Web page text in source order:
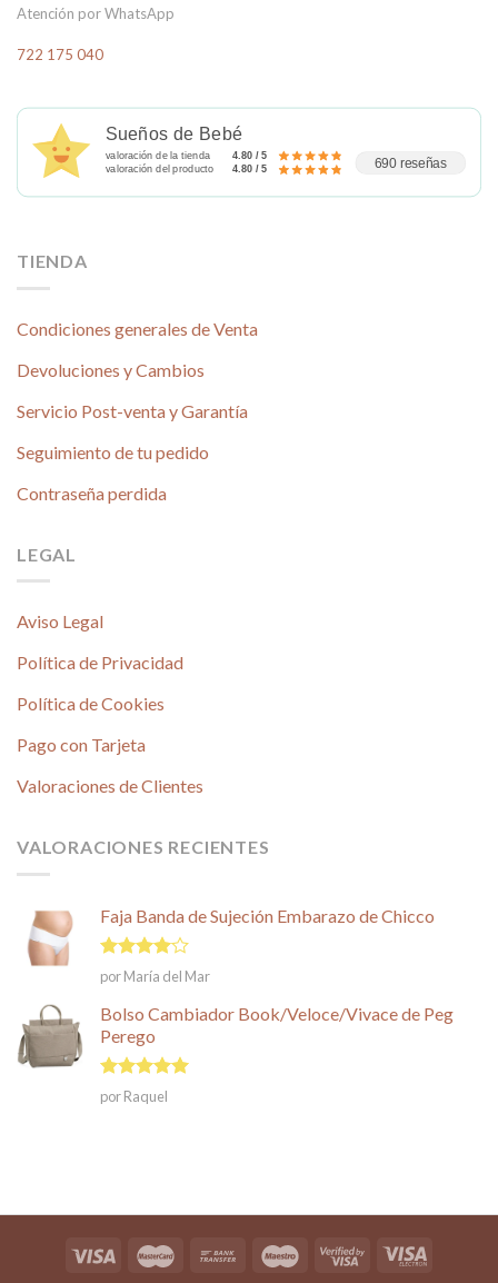
Atención por WhatsApp
722 175 040
Sueños de Bebé
valoración de la tienda
4.80 / 5
valoración del producto
4.80 / 5 690 reseñas
TIENDA
Condiciones generales de Venta
Devoluciones y Cambios
Servicio Post-venta y Garantía
Seguimiento de tu pedido
Contraseña perdida
LEGAL
Aviso Legal
Política de Privacidad
Política de Cookies
Pago con Tarjeta
Valoraciones de Clientes
VALORACIONES RECIENTES
Faja Banda de Sujeción Embarazo de Chicco
Valorado
en
5
por María del Mar
Bolso Cambiador Book/Veloce/Vivace de Peg
Perego
Valorado en
5
de 5
por Raquel